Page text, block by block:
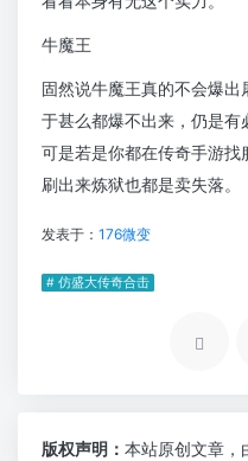
牛魔王
固然说牛魔王真的不会爆
于甚么都爆不出来，仍是有
可是若是你都在传奇手游
刷出来炼狱也都是卖失落。
发表于： 176微变
# 仿盛大传奇合击
版权声明： 本站原创文章，